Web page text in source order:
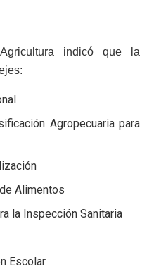
indicó que la
Agropecuaria para
Alimentos
la Inspección Sanitaria
Escolar